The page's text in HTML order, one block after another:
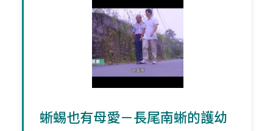
蜥蜴也有母愛－長尾南蜥的護幼